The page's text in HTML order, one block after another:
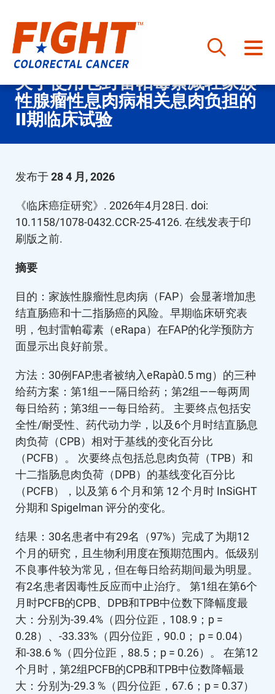
至 关于使用包封雷帕霉素减轻家族
性腺瘤性息肉病相关息肉负担的
II期临床试验
发布于28 4 月, 2026
《临床癌症研究》. 2026年4月28日. doi:
10.1158/1078-0432.CCR-25-4126. 在线发表于印
刷版之前.
摘要
目的：家族性腺瘤性息肉病（FAP）会显著增加患
结直肠癌和十二指肠癌的风险。早期临床研究表
明，包封雷帕霉素（eRapa）在FAP的化学预防方
面显示出良好前景。
方法：30例FAP患者被纳入eRapa（0.5 mg）的三种
给药方案：第1组——隔日给药；第2组——每两周
每日给药；第3组——每日给药。 主要终点包括安
全性/耐受性、药代动力学，以及6个月时结直肠息
肉负荷（CPB）相对于基线的变化百分比
（PCFB）。 次要终点包括总息肉负荷（TPB）和
十二指肠息肉负荷（DPB）的基线变化百分比
（PCFB），以及第 6 个月和第 12 个月时 InSiGHT
分期和 Spigelman 评分的变化。
结果：30名患者中有29名（97%）完成了为期12
个月的研究，且生物利用度在预期范围内。低级别
不良事件较为常见，但在每日给药期间最为明显。
有2名患者因毒性反应而中止治疗。 第1组在第6个
月时PCFB的CPB、DPB和TPB中位数下降幅度最
大：分别为-39.4%（四分位距，108.9；p =
0.28）、-33.33%（四分位距，90.0； p = 0.04）
和-38.6 %（四分位距，88.5；p = 0.26）。 在第12
个月时，第2组PCFB的CPB和TPB中位数降幅最
大：分别为-29.3 %（四分位距，67.6；p = 0.37）